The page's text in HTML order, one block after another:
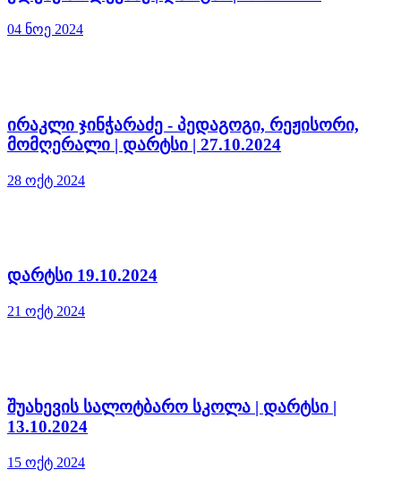
04 ნოე 2024
ირაკლი ჯინჭარაძე - პედაგოგი, რეჟისორი,
მომღერალი | დარტსი | 27.10.2024
28 ოქტ 2024
დარტსი 19.10.2024
21 ოქტ 2024
შუახევის სალოტბარო სკოლა | დარტსი |
13.10.2024
15 ოქტ 2024